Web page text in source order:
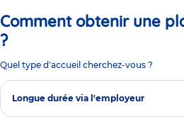
Comment obtenir une
?
Quel type d'accueil cherchez-vous ?
Longue durée via l'employeur